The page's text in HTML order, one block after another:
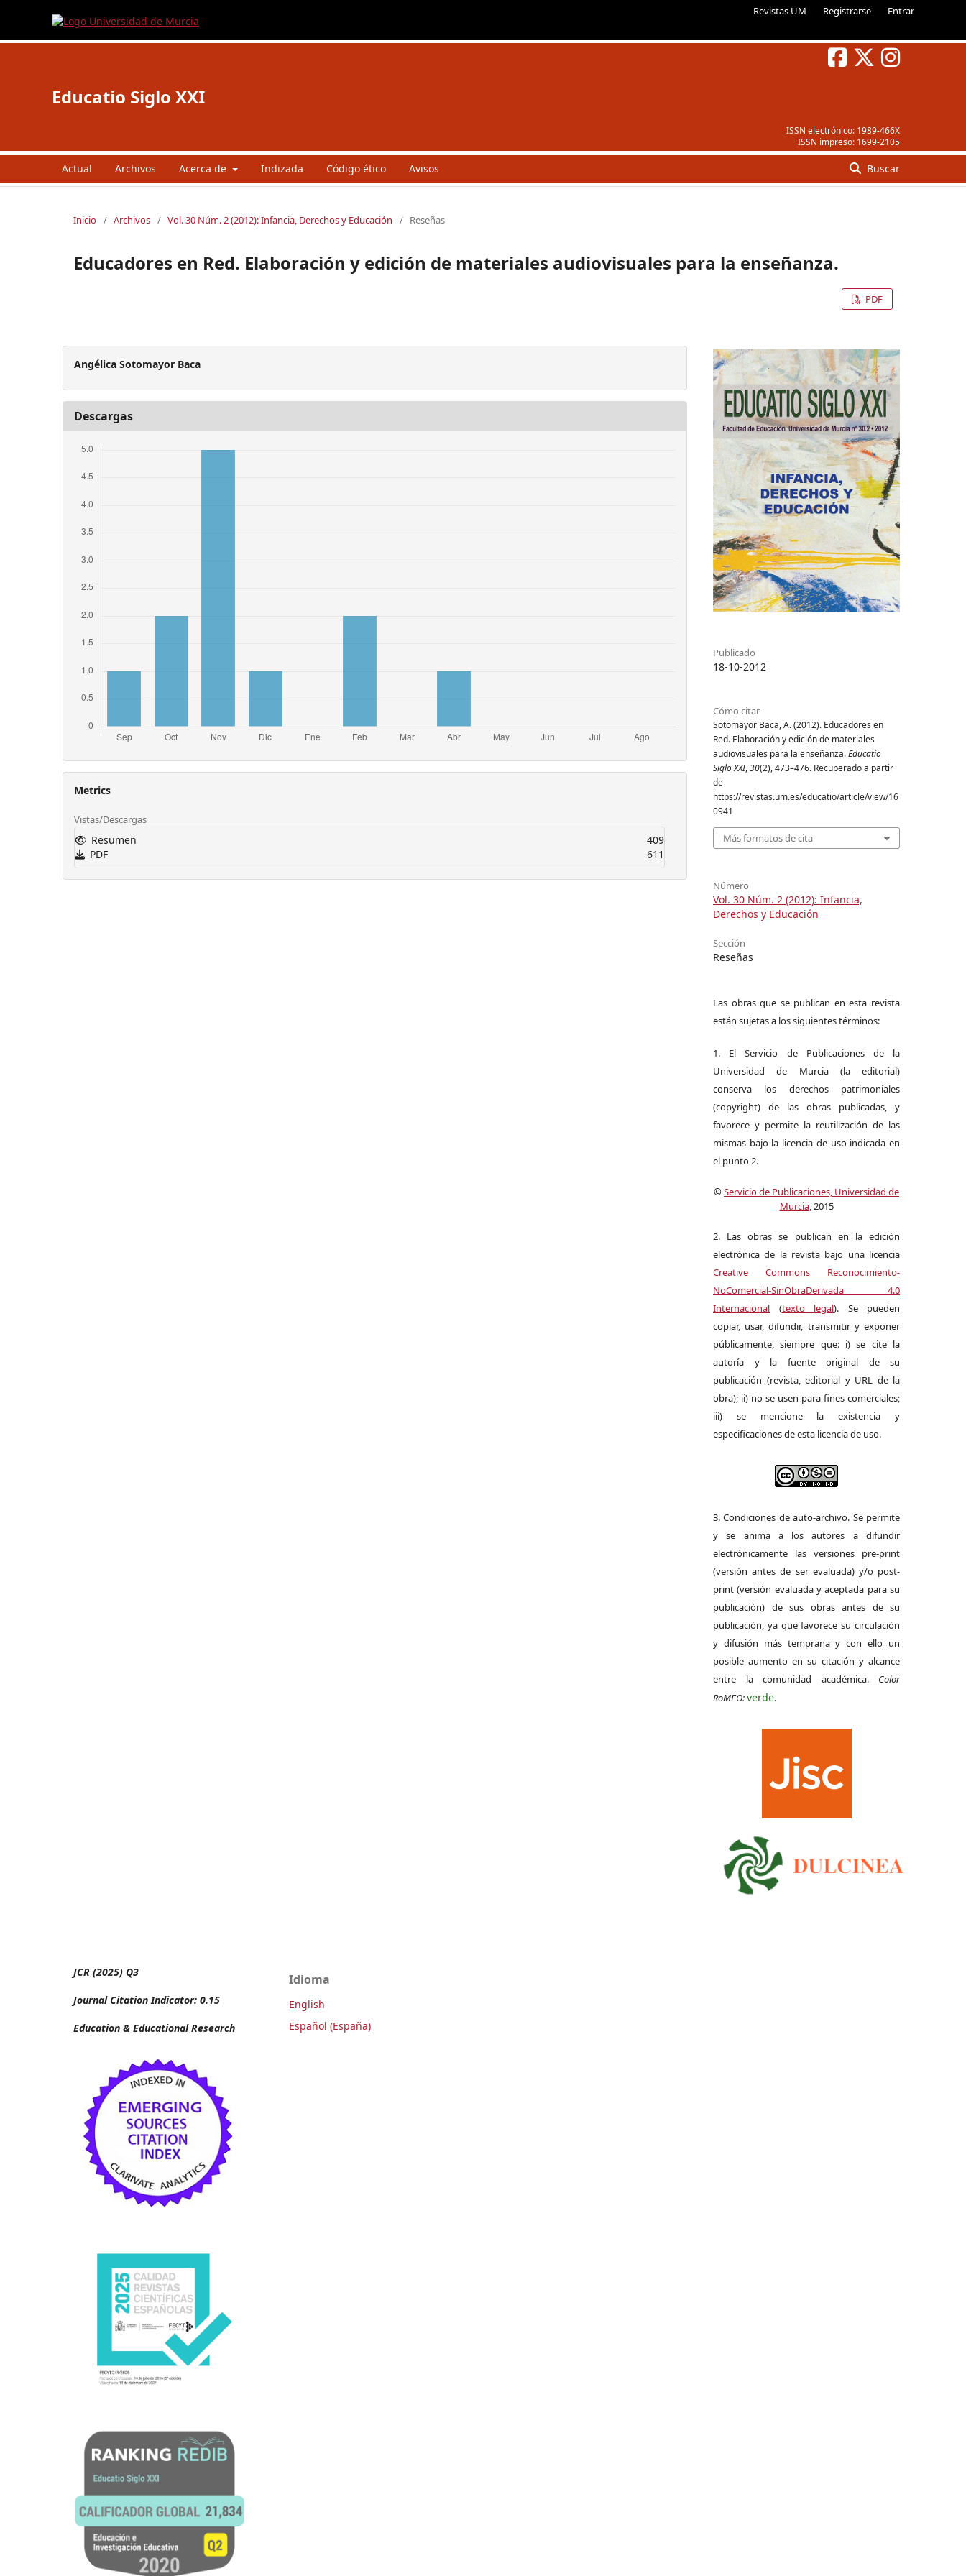
Revistas UM Registrarse Entrar
ISSN electrónico: 1989-466X
ISSN impreso: 1699-2105
Educatio Siglo XXI
Actual Archivos Acerca de Indizada Código ético Avisos Buscar
Inicio / Archivos / Vol. 30 Núm. 2 (2012): Infancia, Derechos y Educación / Reseñas
Educadores en Red. Elaboración y edición de materiales audiovisuales para la enseñanza.
PDF
Angélica Sotomayor Baca
Descargas
Metrics
Vistas/Descargas
Resumen
409
PDF
611
Publicado
18-10-2012
Cómo citar
Sotomayor Baca, A. (2012). Educadores en
Red. Elaboración y edición de materiales
audiovisuales para la enseñanza.Educatio
Siglo XXI,30(2), 473–476. Recuperado a partir
de
https://revistas.um.es/educatio/article/view/16
0941
Más formatos de cita
Número
Vol. 30 Núm. 2 (2012): Infancia,
Derechos y Educación
Sección
Reseñas
Las obras que se publican en esta revista
están sujetas a los siguientes términos:
1. El Servicio de Publicaciones de la
Universidad de Murcia (la editorial)
conserva los derechos patrimoniales
(copyright) de las obras publicadas, y
favorece y permite la reutilización de las
mismas bajo la licencia de uso indicada en
el punto 2.
©Servicio de Publicaciones, Universidad de
Murcia, 2015
2. Las obras se publican en la edición
electrónica de la revista bajo una licencia
Creative Commons Reconocimiento-
NoComercial-SinObraDerivada 4.0
Internacional (texto legal). Se pueden
copiar, usar, difundir, transmitir y exponer
públicamente, siempre que: i) se cite la
autoría y la fuente original de su
publicación (revista, editorial y URL de la
obra); ii) no se usen para fines comerciales;
iii) se mencione la existencia y
especificaciones de esta licencia de uso.
3. Condiciones de auto-archivo. Se permite
y se anima a los autores a difundir
electrónicamente las versiones pre-print
(versión antes de ser evaluada) y/o post-
print (versión evaluada y aceptada para su
publicación) de sus obras antes de su
publicación, ya que favorece su circulación
y difusión más temprana y con ello un
posible aumento en su citación y alcance
entre la comunidad académica. Color
RoMEO:verde.
JCR (2025) Q3
Journal Citation Indicator: 0.15
Education & Educational Research
Idioma
English
Español (España)